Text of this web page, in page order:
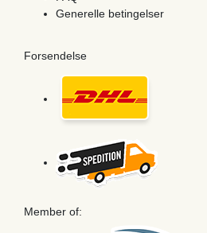
Generelle betingelser
Forsendelse
Member of: